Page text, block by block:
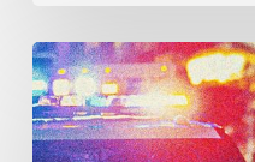
Le
LDL
et
le